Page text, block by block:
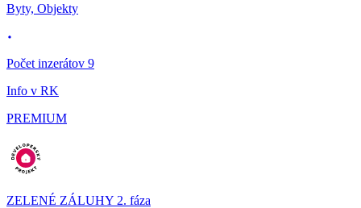
Byty, Objekty
Počet inzerátov 9
Info v RK
PREMIUM
ZELENÉ ZÁLUHY 2. fáza